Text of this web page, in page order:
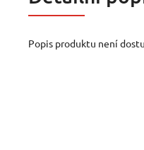
Popis produktu není